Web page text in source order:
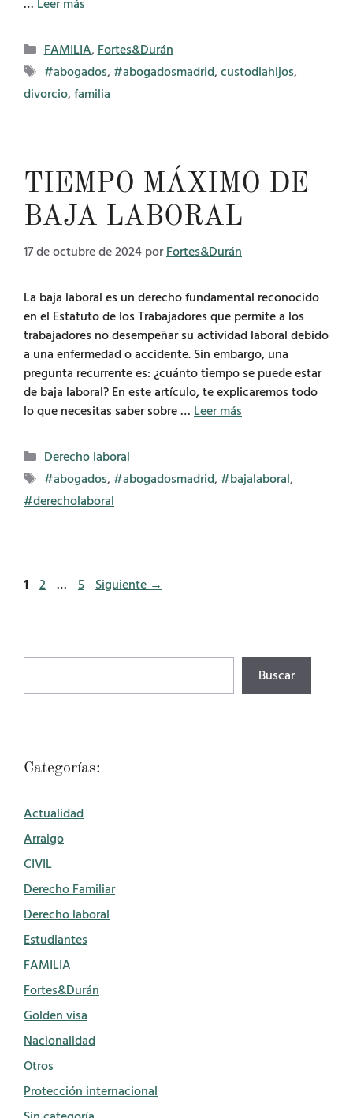
… Leer más
Categorías
FAMILIA, Fortes&Durán
Etiquetas
#abogados, #abogadosmadrid, custodiahijos,
divorcio, familia
TIEMPO MÁXIMO DE
BAJA LABORAL
17 de octubre de 2024 porFortes&Durán
La baja laboral es un derecho fundamental reconocido
en el Estatuto de los Trabajadores que permite a los
trabajadores no desempeñar su actividad laboral debido
a una enfermedad o accidente. Sin embargo, una
pregunta recurrente es: ¿cuánto tiempo se puede estar
de baja laboral? En este artículo, te explicaremos todo
lo que necesitas saber sobre … Leer más
Categorías
Derecho laboral
Etiquetas
#abogados, #abogadosmadrid, #bajalaboral,
#derecholaboral
Página
1 Página
2 … Página
5 Siguiente →
Buscar
Categorías:
Actualidad
Arraigo
CIVIL
Derecho Familiar
Derecho laboral
Estudiantes
FAMILIA
Fortes&Durán
Golden visa
Nacionalidad
Otros
Protección internacional